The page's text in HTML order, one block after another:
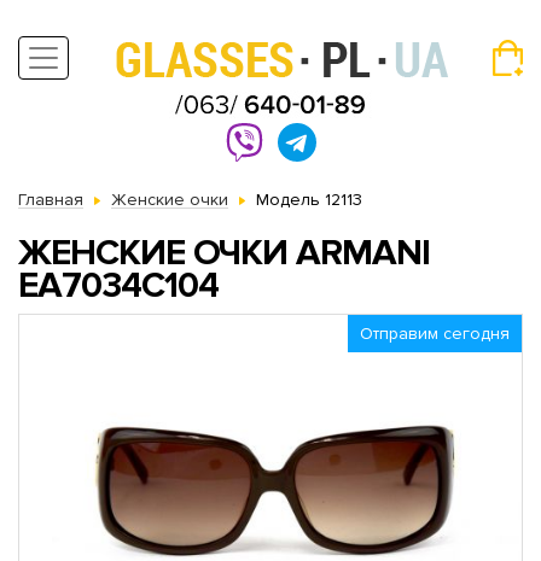
Главная Женские очки Модель 12113
ЖЕНСКИЕ ОЧКИ ARMANI
EA7034C104
Отправим сегодня